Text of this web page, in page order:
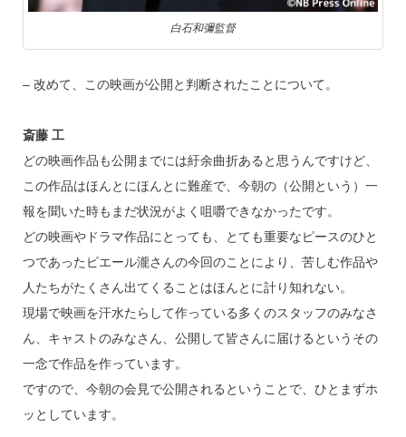
白石和彌監督
– 改めて、この映画が公開と判断されたことについて。
斎藤 工
どの映画作品も公開までには紆余曲折あると思うんですけど、
この作品はほんとにほんとに難産で、今朝の（公開という）一
報を聞いた時もまだ状況がよく咀嚼できなかったです。
どの映画やドラマ作品にとっても、とても重要なピースのひと
つであったピエール瀧さんの今回のことにより、苦しむ作品や
人たちがたくさん出てくることはほんとに計り知れない。
現場で映画を汗水たらして作っている多くのスタッフのみなさ
ん、キャストのみなさん、公開して皆さんに届けるというその
一念で作品を作っています。
ですので、今朝の会見で公開されるということで、ひとまずホ
ッとしています。